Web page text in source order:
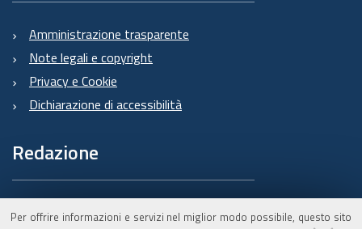
Per offrire informazioni e servizi nel miglior modo possibile, questo sito
Amministrazione trasparente
Note legali e copyright
Privacy e Cookie
Dichiarazione di accessibilità
Redazione
Informazioni sul Burert